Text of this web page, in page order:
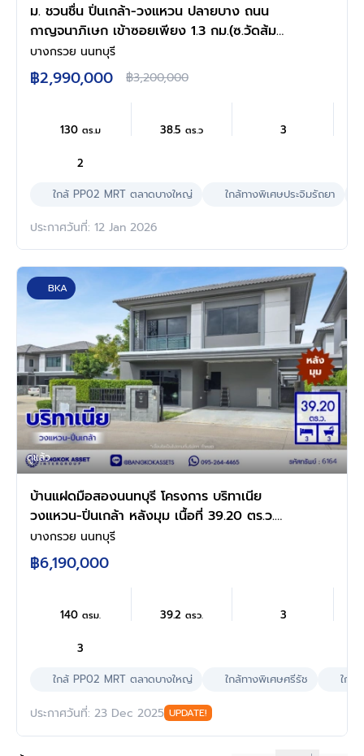
ม. ชวนชื่น ปิ่นเกล้า-วงแหวน ปลายบาง ถนน
กาญจนาภิเษก เข้าซอยเพียง 1.3 กม.(ซ.วัดส้ม
เกลี้ยง) ไกล้ Lotus พลัสมอลล์ ,ไกล้ Central
เวสต์เกต ไกล้โรงเรียนเทพศิรินทร์
บางกรวย นนทบุรี
฿2,990,000 ฿3,200,000
130ตร.ม 38.5ตร.ว 3
2
ใกล้ PP02 MRT ตลาดบางใหญ่
ใกล้ทางพิเศษประจิมรัถยา
ประกาศวันที่: 12 Jan 2026
BKA
ดูแล้ว
บ้านแฝดมือสองนนทบุรี โครงการ บริทาเนีย
วงแหวน-ปิ่นเกล้า หลังมุม เนื้อที่ 39.20 ตร.ว.
พื้นที่ใช้สอย 140 ตร.ม. ฟังก์ชัน 3 ห้องนอน 3
ห้องน้ำ 2 ที่จอดรถ บ้านสภาพดีพร้อมแถมฟรี!
เครื่องปรับอากาศ บนทำเลแห่งการเดินทาง เชื่อม
ต่อถนนกาญจนาภิเษก, ถนนนครอินทร์, ถนน
รัตนาธิเบศร์
บางกรวย นนทบุรี
฿6,190,000
140ตรม. 39.2ตรว. 3
3
ใกล้ PP02 MRT ตลาดบางใหญ่
ใกล้ทางพิเศษศรีรัช ใกล้
ประกาศวันที่: 23 Dec 2025 UPDATE!